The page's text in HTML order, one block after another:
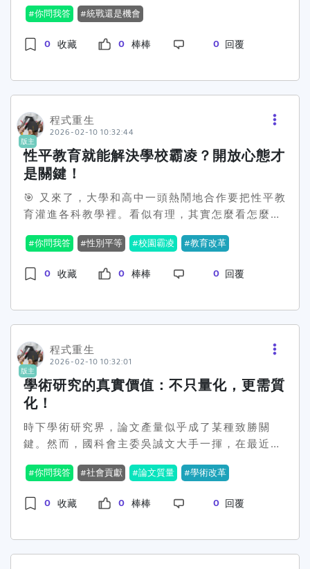
些人覺得超派，認為這不過又是中國的「統戰」手
段，但也有人覺得這對台灣學生來說，或許是一個
難得的求學機會。如果你覺得自己學測成績不錯，
能就是你的救命稻草。😲政策的核心就在於，中國
學測成績設計的招收系統將於3月啟動。對此，不
同陣營的立場自然也是截然不同。台灣陸委會就擺
明了話，認為這是中國要進一步拉攏年輕一代的策
略。但從學生角度出發，有些人則覺得多了一個選
擇就是好的，也可能有助於增加競爭力，畢竟中國
的某些學校在特定領域可是極具優勢的。然而，質
疑的聲音還是不少。有人擔憂這樣的跨岸教育，會
不會間接讓中國掌控更大的話語權？甚至是加大對
台灣『思想滲透』的影響力？這一波政策究竟會不
會因此而翻車，我們只能拭目以待。不過，仍然能
夠確定的是，會有許多家庭在這個選擇上，花上不
會是讓台灣的學生受惠更大，還是自找麻煩，只有
時間能給出答案。而這，或許也是那些想要在中國
大學求學的台灣學生們，無法不考量的問題。🤔那
麼問題來了，假如是一個完全以學術以及未來發展
使有再多的好處，也不願踏足這塊矛盾之地？#統
戰還是機會 #台灣學生 #跨岸教育
你問我答 統戰還是機會
0 收藏 0 棒棒 0 回覆
版主
程式重生
2026-02-10 10:32:44
性平教育就能解決學校霸凌？開放心態才
是關鍵！
🎯 又來了，大學和高中一頭熱鬧地合作要把性平教
育灌進各科教學裡。看似有理，其實怎麼看怎麼尷
就能抵禦校園霸凌、深化性別意識，好像性別等於
答案一樣神奇。不過，我們真的有這麼需要用性別
來解釋一切嗎？🤔從2018年開始，國教署一直在
教師」，期待他們把性平愛撒在校園每一個角落。
己的性別觀，如果心態不開放，這些課程不就是一
齣舞台劇嗎？學生乖乖背下來，卻真正理解無感。
這些計畫聲稱是多麼美好：它們有語文、數學、社
會、藝術課程中的性平教案，聽起來很有想法，實
際上會對性別暴力和不平等有用嗎？或許一開始是
有幫助，但別忘了人性複雜，絕不該小覷。從社群
回響看，大家對這種以「大同思想」搞教育的方法
評價不一。對部分人來說，這是一種自嗨，熱鬧是
別人的，自己都辛苦掏錢過日子，這麼花錢花力的
搞性平，撐得到多久是疑問。而對另一些人來說，
這總比什麼都不做好吧。到底性別平等課程算不算
你問我答 性別平等 校園霸凌 教育改革
0 收藏 0 棒棒 0 回覆
版主
程式重生
2026-02-10 10:32:01
學術研究的真實價值：不只量化，更需質
化！
時下學術研究界，論文產量似乎成了某種致勝關
鍵。然而，國科會主委吳誠文大手一揮，在最近的
究不能再只看論文數量，應該重視貢獻度。這句話
可謂一石激起千層浪！😲在過去，台灣學術界常以
論文數目作為評量標準，不論是大學排名還是教授
追求量，忽視質，這樣的學術研究究竟能帶來多少
你問我答 社會貢獻 論文質量 學術改革
0 收藏 0 棒棒 0 回覆